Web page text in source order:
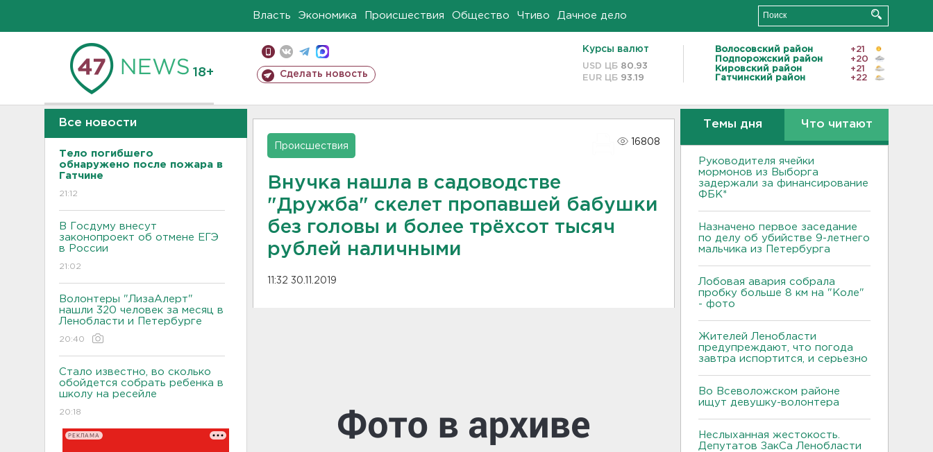
Власть Экономика Происшествия Общество Чтиво Дачное дело
18+ Сделать новость
Курсы валют
USD ЦБ 80.93
EUR ЦБ 93.19
Волосовский район
+21
Подпорожский район
+20
Кировский район
+21
Гатчинский район
+22
Все новости
Тело погибшего
обнаружено после пожара в
Гатчине
21:12
В Госдуму внесут
законопроект об отмене ЕГЭ
в России
21:02
Волонтеры "ЛизаАлерт"
нашли 320 человек за месяц в
Ленобласти и Петербурге
20:40
Стало известно, во сколько
обойдется собрать ребенка в
школу на ресейле
20:18
РЕКЛАМА
Происшествия
16808
Внучка нашла в садоводстве
"Дружба" скелет пропавшей бабушки
без головы и более трёхсот тысяч
рублей наличными
11:32 30.11.2019
Темы дня Что читают
Руководителя ячейки
мормонов из Выборга
задержали за финансирование
ФБК*
Назначено первое заседание
по делу об убийстве 9-летнего
мальчика из Петербурга
Лобовая авария собрала
пробку больше 8 км на "Коле"
- фото
Жителей Ленобласти
предупреждают, что погода
завтра испортится, и серьезно
Во Всеволожском районе
ищут девушку-волонтера
Неслыханная жестокость.
Депутатов ЗакСа Ленобласти